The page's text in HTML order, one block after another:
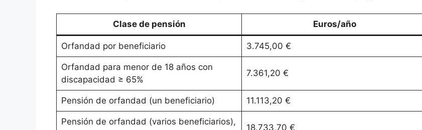
Clase de pensión Euros/año
Orfandad por beneficiario 3.745,00 €
Orfandad para menor de 18 años con
discapacidad ≥ 65%
7.361,20 €
Pensión de orfandad (un beneficiario) 11.113,20 €
Pensión de orfandad (varios beneficiarios),
18.733,70 €